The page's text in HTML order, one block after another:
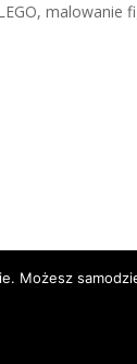
malowanie
Możesz